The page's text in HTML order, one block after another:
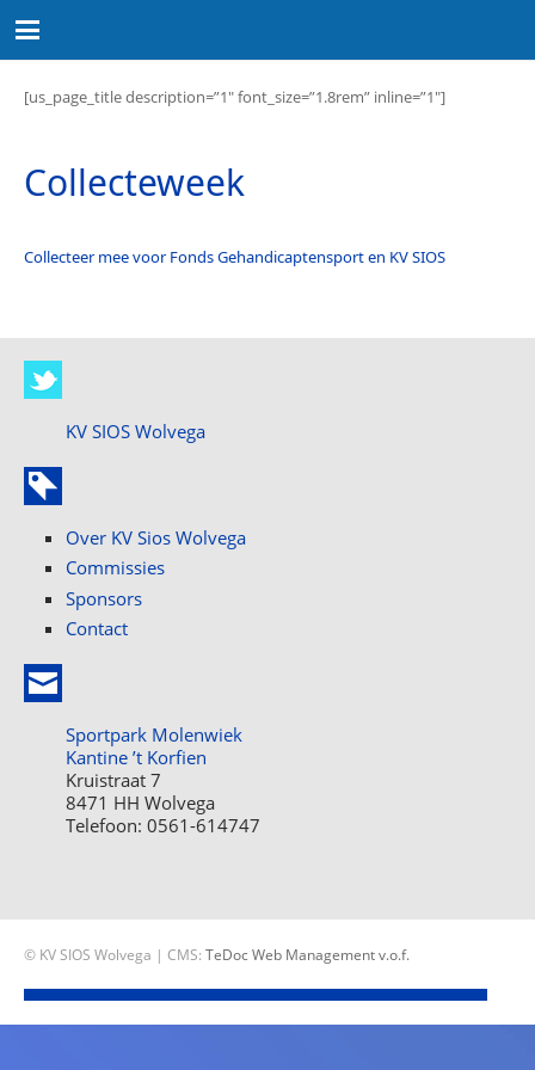
[us_page_title description=”1″ font_size=”1.8rem” inline=”1″]
Collecteweek
Collecteer mee voor Fonds Gehandicaptensport en KV SIOS
KV SIOS Wolvega
Over KV Sios Wolvega
Commissies
Sponsors
Contact
Sportpark Molenwiek
Kantine ’t Korfien
Kruistraat 7
8471 HH Wolvega
Telefoon: 0561-614747
© KV SIOS Wolvega | CMS: TeDoc Web Management v.o.f.